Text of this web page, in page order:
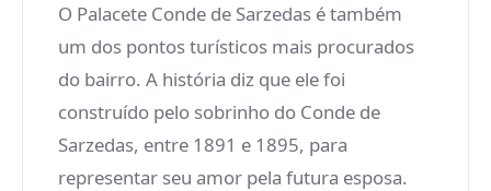
O Palacete Conde de Sarzedas é também
um dos pontos turísticos mais procurados
do bairro. A história diz que ele foi
construído pelo sobrinho do Conde de
Sarzedas, entre 1891 e 1895, para
representar seu amor pela futura esposa.